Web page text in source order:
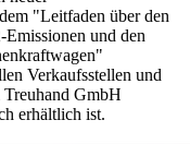
"Leitfaden über den
und den
Verkaufsstellen und
GmbH
erhältlich ist.